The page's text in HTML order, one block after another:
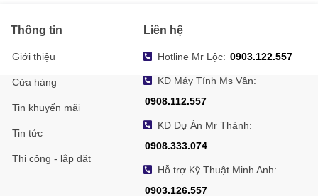
Thông tin
Giới thiệu
Cửa hàng
Tin khuyến mãi
Tin tức
Thi công - lắp đặt
Liên hệ
Hotline Mr Lộc: 0903.122.557
KD Máy Tính Ms Vân:
0908.112.557
KD Dự Án Mr Thành:
0908.333.074
Hỗ trợ Kỹ Thuật Minh Anh:
0903.126.557